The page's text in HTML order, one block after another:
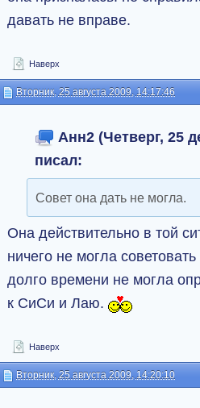
давать не вправе.
Наверх
Вторник, 25 августа 2009, 14:17:46
Анн2 (Четверг, 25
писал:
Совет она дать не могла.
Она действительно в той
ничего не могла
долго времени не могла
к СиСи и Лаю.
Наверх
Вторник, 25 августа 2009, 14:20:10